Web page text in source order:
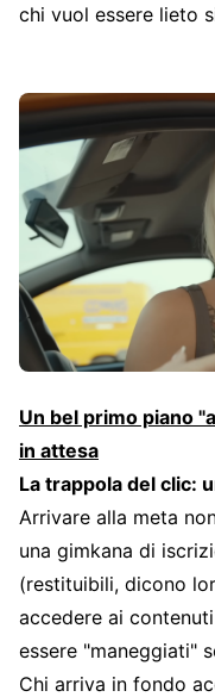
chi vuol essere lieto
Un bel primo piano
in attesa
La trappola del clic:
Arrivare alla meta
una gimkana di
(restituibili, dicono
accedere ai
essere "maneggiati"
Chi arriva in fondo